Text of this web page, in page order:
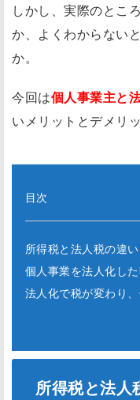
しかし、実際のとこ
か、よくわからない
か。
今回は個人事業主と
いメリットとデメリ
目次
所得税と法人税の違い
個人事業を法人化し
法人化で税が変わり
所得税と法人